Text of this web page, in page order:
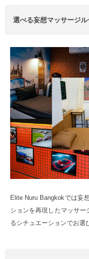
選べる妄想マッサージル
Elite Nuru Bangkokでは妄
ションを再現したマッサ
るシチュエーションでお選